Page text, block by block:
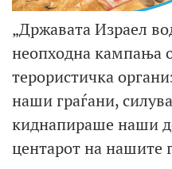
„Државата Израел
неопходна кампања
терористичка
наши граѓани,
киднапираше наши
центарот на нашите